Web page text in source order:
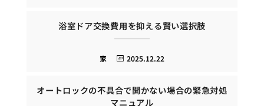
浴室ドア交換費用を抑える賢い選択肢
2025.12.22
家
オートロックの不具合で開かない場合の緊急対処
マニュアル